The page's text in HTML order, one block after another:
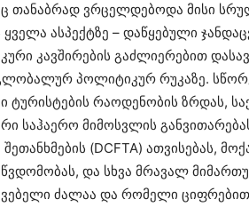
თანაბრად ვრცელდებოდა მისი
ყველა ასპექტზე – დაწყებული
კავშირების გაძლიერებით
პოლიტიკურ რუკაზე.
ტურისტების რაოდენობის ზრდას,
საჰაერო მიმოსვლის
(DCFTA) ათვისებას,
და სხვა მრავალ
ძალაა და რომელი